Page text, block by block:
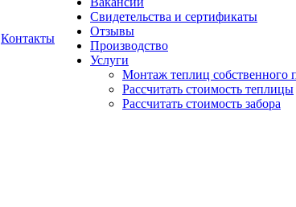
Контакты
Свидетельства и сертификаты
Отзывы
Производство
Услуги
Монтаж теплиц собственного
Рассчитать стоимость теплицы
Рассчитать стоимость забора